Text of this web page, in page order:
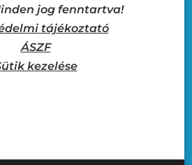
jog fenntartva!
tájékoztató
ÁSZF
kezelése